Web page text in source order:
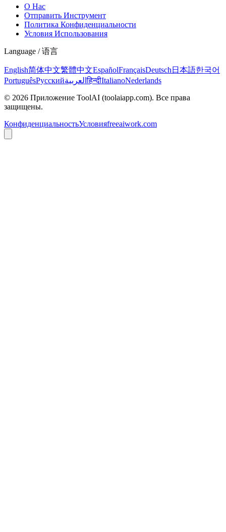
О Нас
Отправить Инструмент
Политика Конфиденциальности
Условия Использования
Language / 语言
English简体中文繁體中文EspañolFrançaisDeutsch 日本語한국어
PortuguêsРусскийالعربيةहिन्दीItalianoNederlands
© 2026 Приложение ToolAI (toolaiapp.com). Все права
защищены.
КонфиденциальностьУсловияfreeaiwork.com